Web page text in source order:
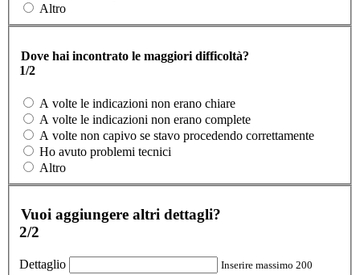
Altro
Dove hai incontrato le maggiori difficoltà?
1/2
A volte le indicazioni non erano chiare
A volte le indicazioni non erano complete
A volte non capivo se stavo procedendo correttamente
Ho avuto problemi tecnici
Altro
Vuoi aggiungere altri dettagli?
2/2
Dettaglio
Inserire massimo 200